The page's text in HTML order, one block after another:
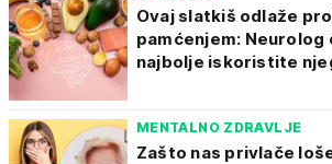
Ovaj slatkiš odlaže
pamćenjem:
najbolje iskoristite
MENTALNO ZDRAVLJE
Zašto nas privlače